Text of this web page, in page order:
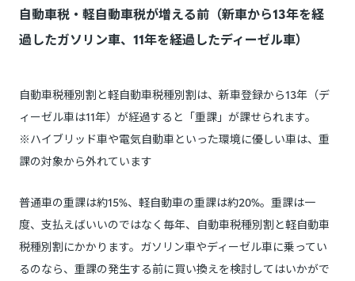
自動車税・軽自動車税が増える前（新車から13年を経
過したガソリン車、11年を経過したディーゼル車）
自動車税種別割と軽自動車税種別割は、新車登録から13年（デ
ィーゼル車は11年）が経過すると「重課」が課せられます。
※ハイブリッド車や電気自動車といった環境に優しい車は、重
課の対象から外れています
普通車の重課は約15%、軽自動車の重課は約20%。重課は一
度、支払えばいいのではなく毎年、自動車税種別割と軽自動車
税種別割にかかります。ガソリン車やディーゼル車に乗ってい
るのなら、重課の発生する前に買い換えを検討してはいかがで